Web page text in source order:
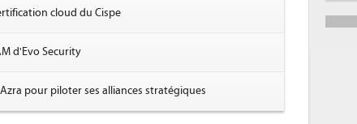
cloud du Cispe
d'Evo Security
pour piloter ses alliances stratégiques
6